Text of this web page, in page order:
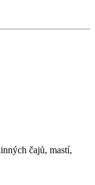
čajů, mastí,